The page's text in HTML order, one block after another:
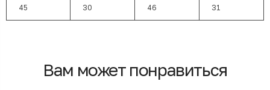
45 30 46 31
Вам может понравиться